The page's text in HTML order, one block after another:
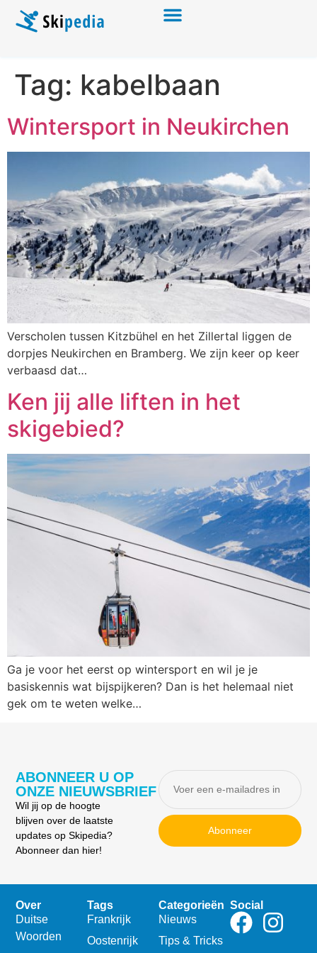
Tag: kabelbaan
Wintersport in Neukirchen
Verscholen tussen Kitzbühel en het Zillertal liggen de
dorpjes Neukirchen en Bramberg. We zijn keer op keer
verbaasd dat…
Ken jij alle liften in het
skigebied?
Ga je voor het eerst op wintersport en wil je je
basiskennis wat bijspijkeren? Dan is het helemaal niet
gek om te weten welke…
ABONNEER U OP
ONZE NIEUWSBRIEF
Wil jij op de hoogte
blijven over de laatste
updates op Skipedia?
Abonneer dan hier!
Abonneer
Over
Duitse
Woorden
Tags
Frankrijk
Oostenrijk
Categorieën
Nieuws
Tips & Tricks
Social